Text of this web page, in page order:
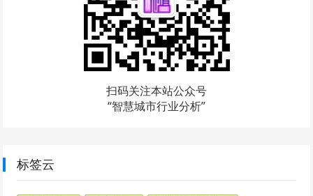
扫码关注本站公众号
“智慧城市行业分析”
标签云